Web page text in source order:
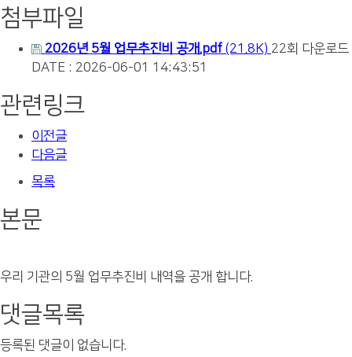
첨부파일
2026년 5월 업무추진비 공개.pdf (21.8K) 22회 다운로드
DATE : 2026-06-01 14:43:51
관련링크
이전글
다음글
목록
본문
우리 기관의 5월 업무추진비 내역을 공개 합니다.
댓글목록
등록된 댓글이 없습니다.